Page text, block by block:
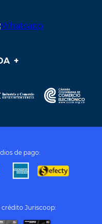
+
personales
de pago:
Juriscoop: